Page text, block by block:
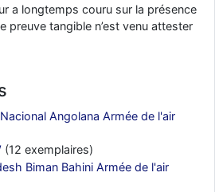
a longtemps couru sur la présence
preuve tangible n’est venu attester
Angolana Armée de l'air
(12 exemplaires)
Biman Bahini Armée de l'air